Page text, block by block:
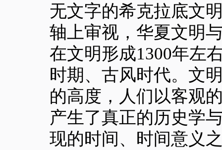
无文字的希克拉底文
轴上审视，华夏文明
在文明形成1300年左
时期、古风时代。文
的高度，人们以客观
产生了真正的历史学
现的时间、时间意义